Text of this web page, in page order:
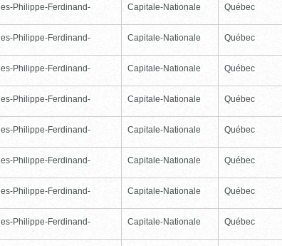
Philippe-Ferdinand-
Capitale-Nationale Québec
Philippe-Ferdinand-
Capitale-Nationale Québec
Philippe-Ferdinand-
Capitale-Nationale Québec
Philippe-Ferdinand-
Capitale-Nationale Québec
Philippe-Ferdinand-
Capitale-Nationale Québec
Philippe-Ferdinand-
Capitale-Nationale Québec
Philippe-Ferdinand-
Capitale-Nationale Québec
Philippe-Ferdinand-
Capitale-Nationale Québec